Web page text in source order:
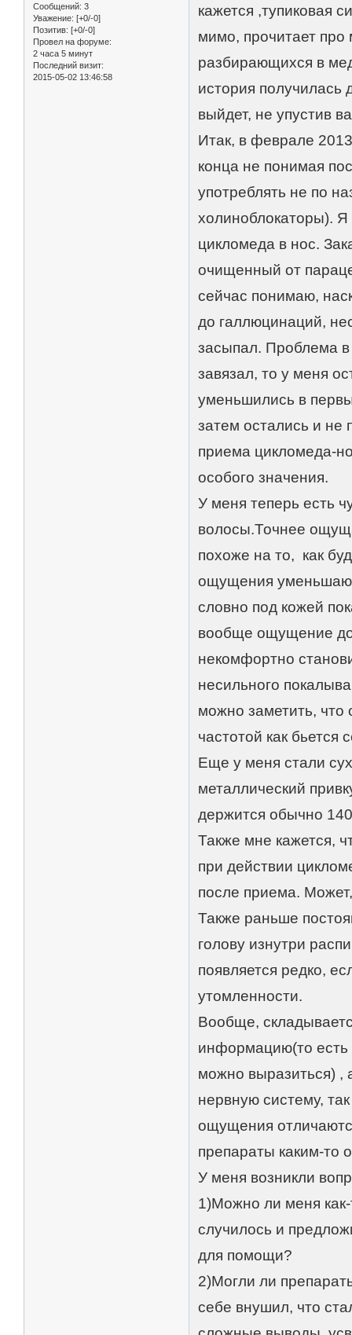
Сообщений: 3
Уважение: [+0/-0]
Позитив: [+0/-0]
Провел на форуме:
2 часа 5 минут
Последний визит:
2015-05-02 13:46:58
кажется ,тупиковая
мимо, прочитает
разбирающихся в
история получилась
выйдет, не упустив
Итак, в феврале
конца не понимая
употреблять не по
холиноблокаторы).
цикломеда в нос.
очищенный от
сейчас понимаю,
до галлюцинаций,
засыпал. Проблема в
завязал, то у меня
уменьшились в
затем остались и не
приема цикломеда-
особого значения.
У меня теперь есть
волосы.Точнее
похоже на то, как
ощущения
словно под кожей
вообще ощущение
некомфортно
несильного
можно заметить, что
частотой как бьется
Еще у меня стали
металлический
держится обычно
Также мне кажется,
при действии
после приема.
Также раньше
голову изнутри
появляется редко,
утомленности.
Вообще,
информацию(то
можно выразиться) ,
нервную систему,
ощущения
препараты каким-то
У меня возникли
1)Можно ли меня как-
случилось и
для помощи?
2)Могли ли
себе внушил, что